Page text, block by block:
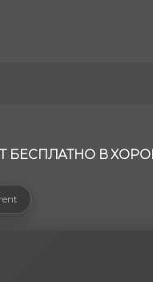
БЕСПЛАТНО В